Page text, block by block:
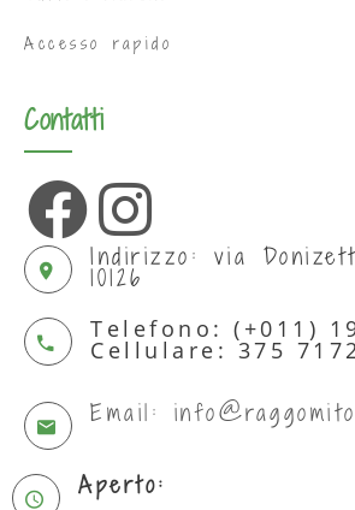
Accesso rapido
Contatti
Indirizzo: via
10126
Telefono: (+011)
Cellulare: 375
Email:
Aperto: